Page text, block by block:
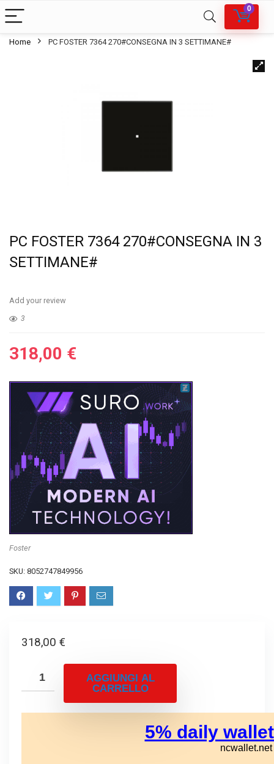
0
Home PC FOSTER 7364 270#CONSEGNA IN 3 SETTIMANE#
PC FOSTER 7364 270#CONSEGNA IN 3
SETTIMANE#
Add your review
3
318,00 €
Foster
SKU: 8052747849956
318,00 €
AGGIUNGI AL
CARRELLO